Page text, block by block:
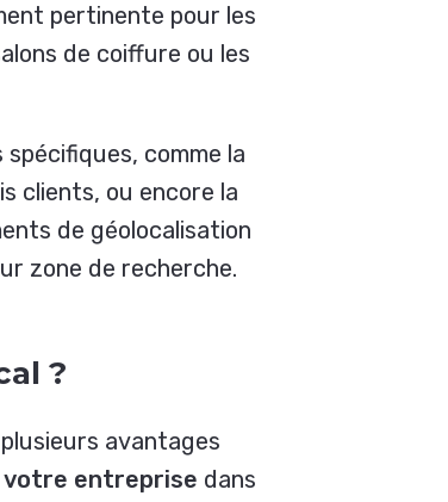
pertinente pour les
de coiffure ou les
comme la
clients, ou encore la
de géolocalisation
zone de recherche.
?
avantages
votre entreprise dans